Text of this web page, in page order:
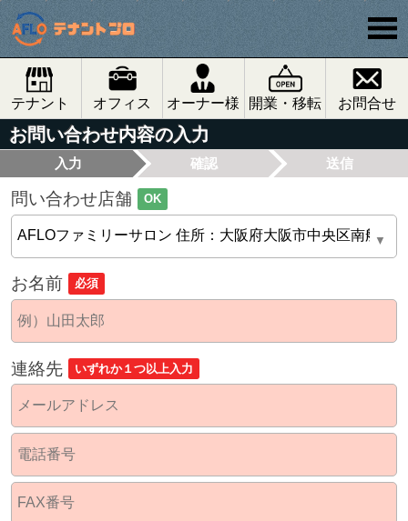
テナント オフィス オーナー様 開業・移転 お問合せ
お問い合わせ内容の入力
入力 確認 送信
問い合わせ店舗 OK
お名前 必須
連絡先 いずれか１つ以上入力